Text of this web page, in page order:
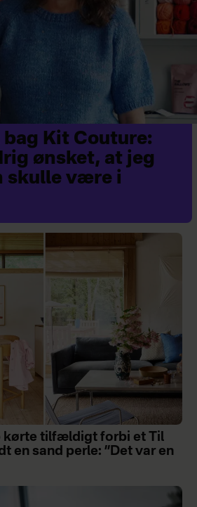
bag Kit Couture:
ønsket, at jeg
skulle være i
kørte tilfældigt forbi et Til
en sand perle: ”Det var en